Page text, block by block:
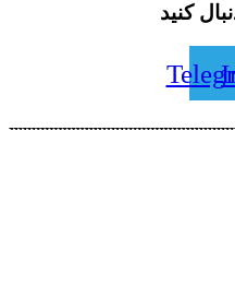
کنید